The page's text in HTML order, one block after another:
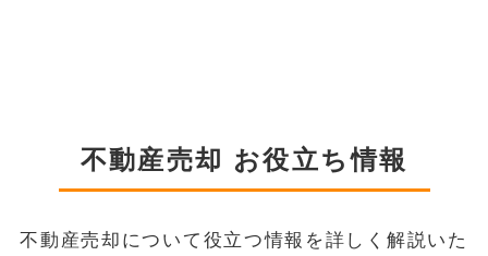
不動産売却 お役立ち情報
不動産売却について役立つ情報を詳しく解説いた